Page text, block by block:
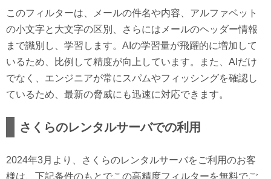
このフィルターは、メールの件名や内容、アルファベット
の小文字と大文字の区別、さらにはメールのヘッダー情報
まで識別し、学習します。AIの学習量が飛躍的に増加して
いるため、比例して精度が向上しています。また、AIだけ
でなく、エンジニアが常にスパムやフィッシングを確認し
ているため、最新の脅威にも迅速に対応できます。
さくらのレンタルサーバでの利用
2024年3月より、さくらのレンタルサーバをご利用のお客
様は、下記条件のもとでこの高精度フィルターを無料でご